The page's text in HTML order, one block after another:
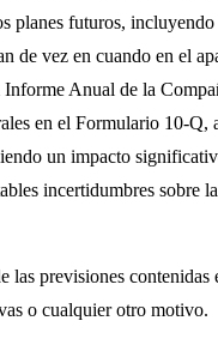
planes futuros,
de vez en cuando en el
Anual de la
en el Formulario 10-Q,
un impacto
incertidumbres sobre
previsiones contenidas
o cualquier otro motivo.